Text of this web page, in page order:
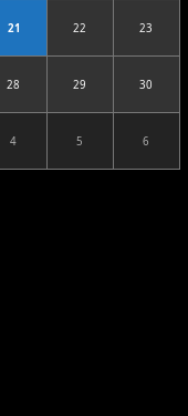
212026.08.21 222026.08.22 23
282026.08.28 292026.08.29 30
42026.09.04 52026.09.05 6